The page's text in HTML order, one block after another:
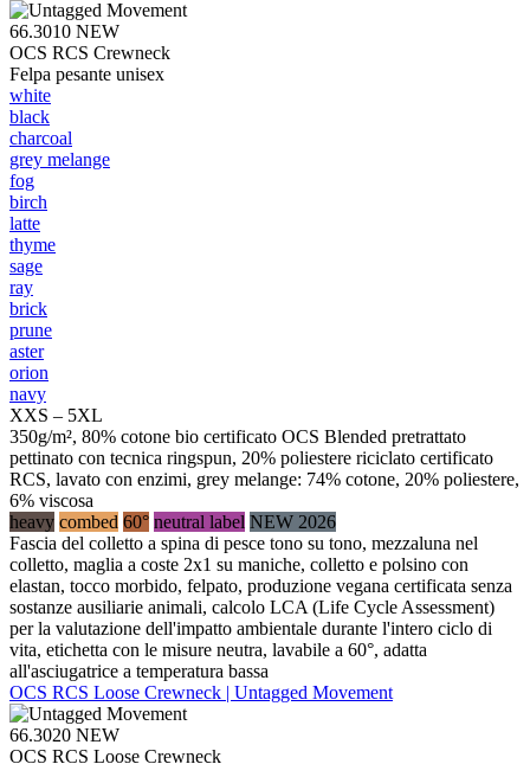
66.3010 NEW
OCS RCS Crewneck
Felpa pesante unisex
white
black
charcoal
grey melange
fog
birch
latte
thyme
sage
ray
brick
prune
aster
orion
navy
XXS – 5XL
350g/m², 80% cotone bio certificato OCS Blended pretrattato
pettinato con tecnica ringspun, 20% poliestere riciclato certificato
RCS, lavato con enzimi, grey melange: 74% cotone, 20% poliestere,
6% viscosa
heavy combed 60° neutral label NEW 2026
Fascia del colletto a spina di pesce tono su tono, mezzaluna nel
colletto, maglia a coste 2x1 su maniche, colletto e polsino con
elastan, tocco morbido, felpato, produzione vegana certificata senza
sostanze ausiliarie animali, calcolo LCA (Life Cycle Assessment)
per la valutazione dell'impatto ambientale durante l'intero ciclo di
vita, etichetta con le misure neutra, lavabile a 60°, adatta
all'asciugatrice a temperatura bassa
OCS RCS Loose Crewneck | Untagged Movement
66.3020 NEW
OCS RCS Loose Crewneck